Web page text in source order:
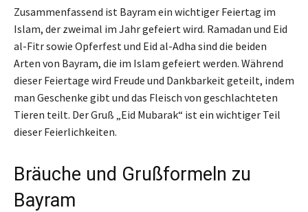
Zusammenfassend ist Bayram ein wichtiger Feiertag im
Islam, der zweimal im Jahr gefeiert wird. Ramadan und Eid
al-Fitr sowie Opferfest und Eid al-Adha sind die beiden
Arten von Bayram, die im Islam gefeiert werden. Während
dieser Feiertage wird Freude und Dankbarkeit geteilt, indem
man Geschenke gibt und das Fleisch von geschlachteten
Tieren teilt. Der Gruß „Eid Mubarak“ ist ein wichtiger Teil
dieser Feierlichkeiten.
Bräuche und Grußformeln zu
Bayram